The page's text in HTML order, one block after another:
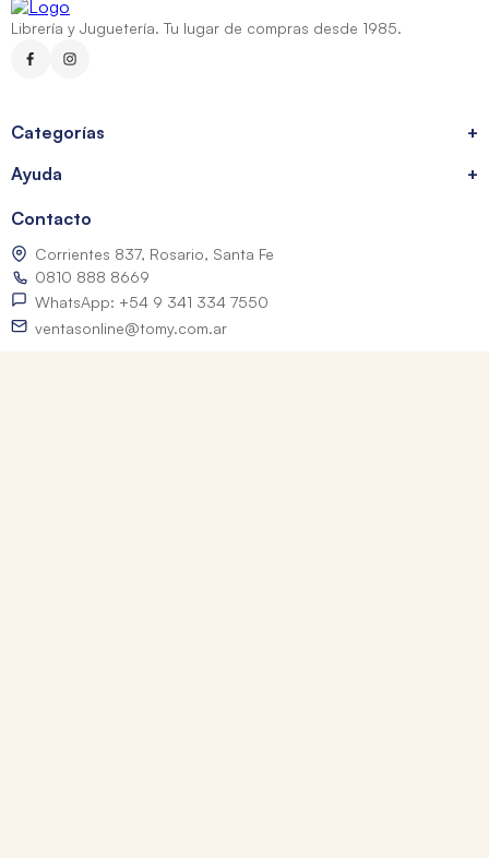
Librería y Juguetería. Tu lugar de compras desde 1985.
Categorías
+
Ayuda
+
Contacto
Corrientes 837, Rosario, Santa Fe
0810 888 8669
WhatsApp: +54 9 341 334 7550
ventasonline@tomy.com.ar